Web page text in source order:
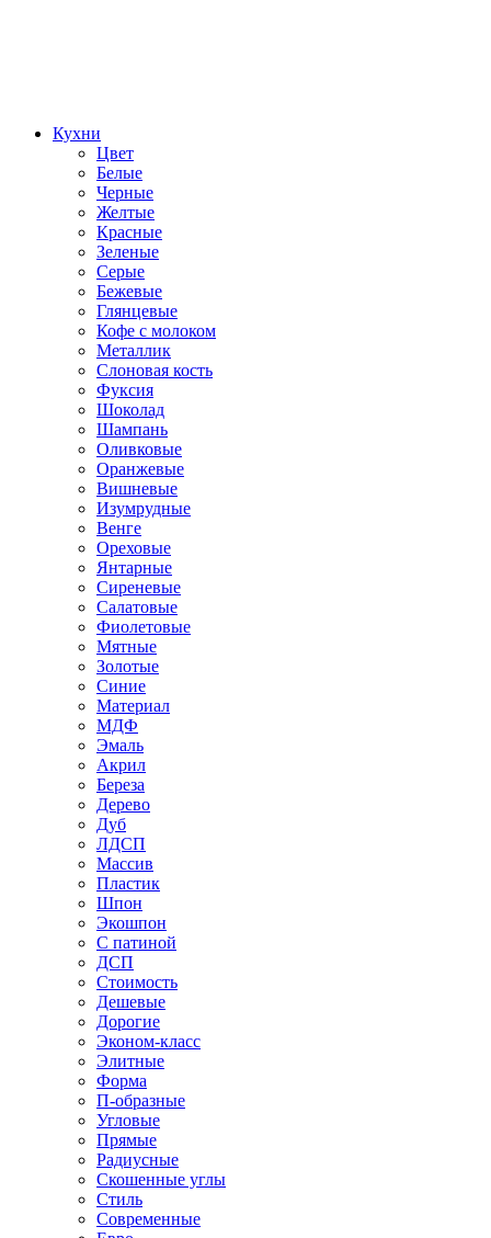
Кухни
Цвет
Белые
Черные
Желтые
Красные
Зеленые
Серые
Бежевые
Глянцевые
Кофе с молоком
Металлик
Слоновая кость
Фуксия
Шоколад
Шампань
Оливковые
Оранжевые
Вишневые
Изумрудные
Венге
Ореховые
Янтарные
Сиреневые
Салатовые
Фиолетовые
Мятные
Золотые
Синие
Материал
МДФ
Эмаль
Акрил
Береза
Дерево
Дуб
ЛДСП
Массив
Пластик
Шпон
Экошпон
С патиной
ДСП
Стоимость
Дешевые
Дорогие
Эконом-класс
Элитные
Форма
П-образные
Угловые
Прямые
Радиусные
Скошенные углы
Стиль
Современные